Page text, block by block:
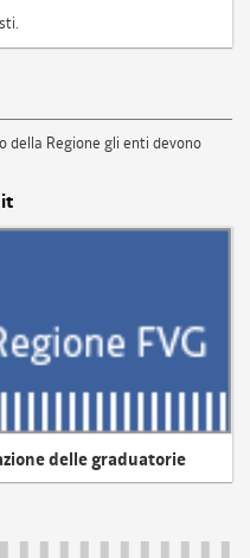
della Regione gli enti devono
delle graduatorie